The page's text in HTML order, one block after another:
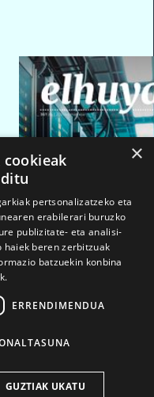
2026ko mar. 1a
×
cookieak
pertsonalizatzeko eta
erabilerari buruzko
publizitate- eta analisi-
haiek beren zerbitzuak
batzuekin konbina
ERRENDIMENDUA
GUZTIAK UKATU